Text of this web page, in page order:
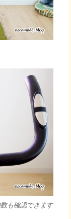
も確認できます